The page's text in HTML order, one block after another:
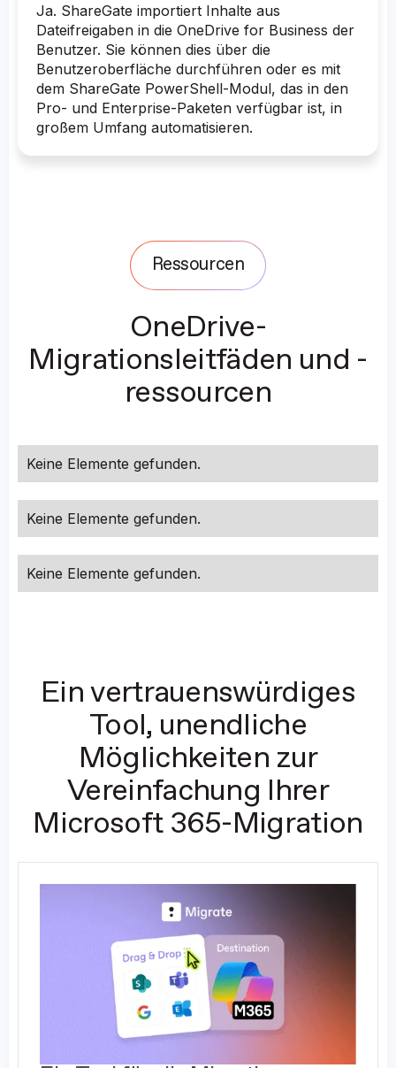
Ja. ShareGate importiert Inhalte aus
Dateifreigaben in die OneDrive for Business der
Benutzer. Sie können dies über die
Benutzeroberfläche durchführen oder es mit
dem ShareGate PowerShell-Modul, das in den
Pro- und Enterprise-Paketen verfügbar ist, in
großem Umfang automatisieren.
Ressourcen
OneDrive-
Migrationsleitfäden und -
ressourcen
Keine Elemente gefunden.
Keine Elemente gefunden.
Keine Elemente gefunden.
Ein vertrauenswürdiges
Tool, unendliche
Möglichkeiten zur
Vereinfachung Ihrer
Microsoft 365-Migration